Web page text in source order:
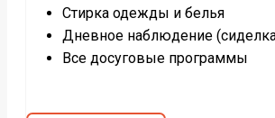
Стирка одежды и белья
Дневное наблюдение
Все досуговые программы